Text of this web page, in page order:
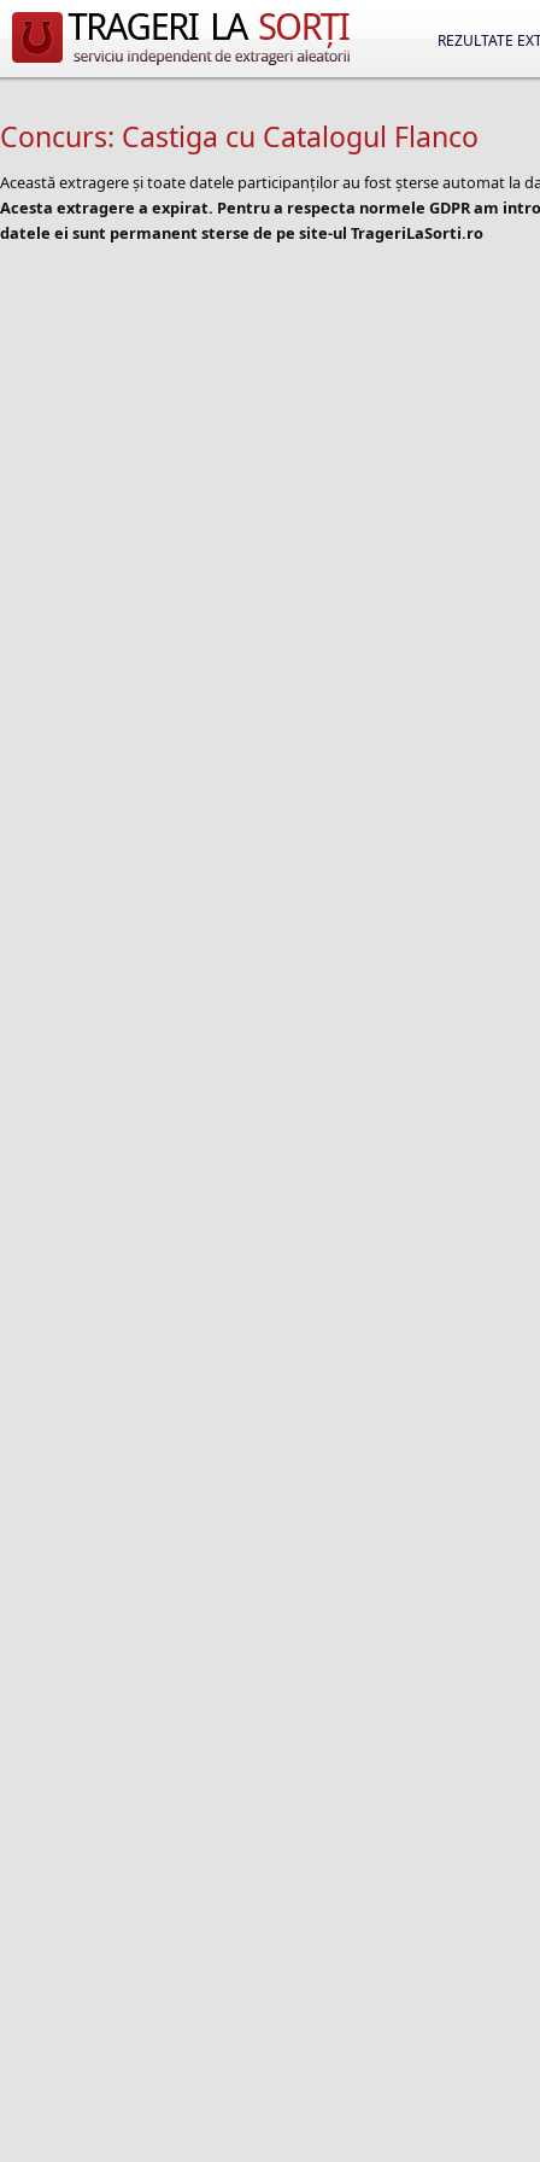
REZULTATE
Concurs: Castiga cu Catalogul Flanco
Această extragere și toate datele participanților au fost șterse automat la
Acesta extragere a expirat. Pentru a respecta normele GDPR am
datele ei sunt permanent sterse de pe site-ul TrageriLaSorti.ro